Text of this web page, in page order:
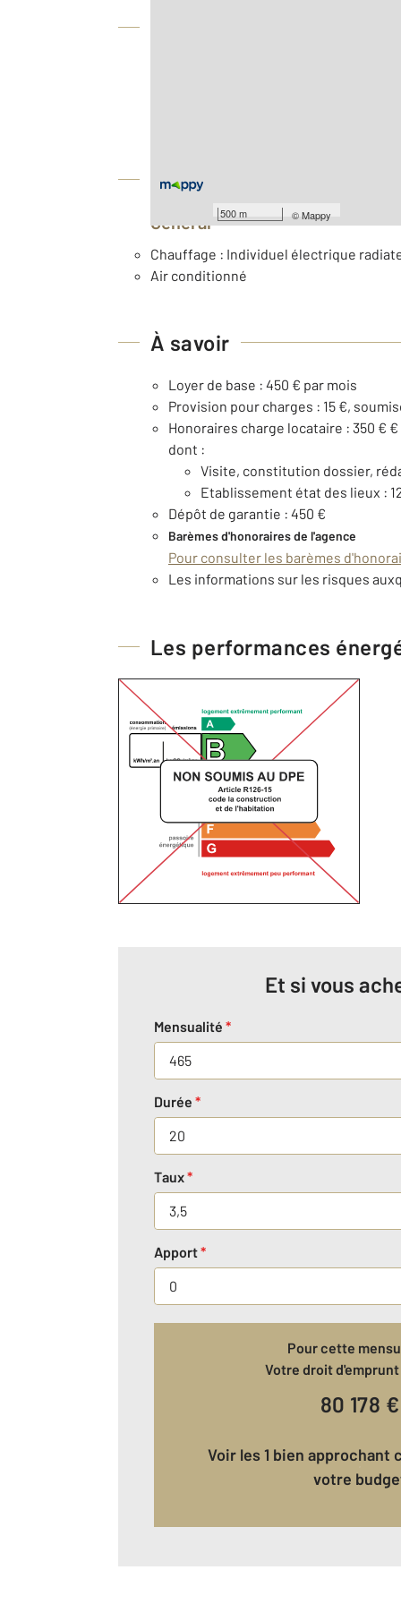
500 m ©Mappy
Équipements
Général
Chauffage : Individuel électrique
Air conditionné
À savoir
Loyer de base : 450 € par mois
Provision pour charges : 15 €,
Honoraires charge locataire : 350 € €
dont :
Visite, constitution dossier,
Etablissement état des lieux :
Dépôt de garantie : 450 €
Barèmes d'honoraires de l'agence
Pour consulter les barèmes
Les informations sur les risques
Les performances
Et si vous
Mensualité *
Durée *
Taux*
Apport*
Pour cette
Votre droit d'emprunt
80 178 €
Voir les 1 bien approchant correspondant à
votre